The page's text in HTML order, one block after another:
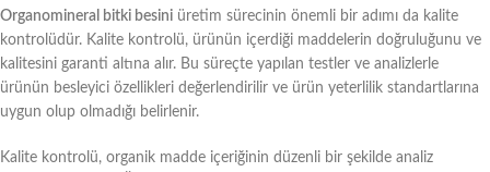
Organomineral bitki besini üretim sürecinin önemli bir adımı da kalite
kontrolüdür. Kalite kontrolü, ürünün içerdiği maddelerin doğruluğunu ve
kalitesini garanti altına alır. Bu süreçte yapılan testler ve analizlerle
ürünün besleyici özellikleri değerlendirilir ve ürün yeterlilik standartlarına
uygun olup olmadığı belirlenir.
Kalite kontrolü, organik madde içeriğinin düzenli bir şekilde analiz